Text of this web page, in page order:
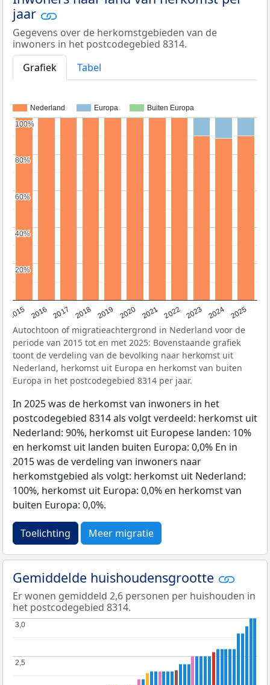
jaar
Gegevens over de herkomstgebieden van de
inwoners in het postcodegebied 8314.
Grafiek
Tabel
Nederland Europa Buiten Europa
2015 2016 2017 2018 2019 2020 2021 2022 2023 2024 2025
20%
20%
40%
40%
60%
60%
80%
80%
100%
100%
Autochtoon of migratieachtergrond in Nederland voor de
periode van 2015 tot en met 2025: Bovenstaande grafiek
toont de verdeling van de bevolking naar herkomst uit
Nederland, herkomst uit Europa en herkomst van buiten
Europa in het postcodegebied 8314 per jaar.
In 2025 was de herkomst van inwoners in het
postcodegebied 8314 als volgt verdeeld: herkomst uit
Nederland: 90%, herkomst uit Europese landen: 10%
en herkomst uit landen buiten Europa: 0,0% En in
2015 was de verdeling van inwoners naar
herkomstgebied als volgt: herkomst uit Nederland:
100%, herkomst uit Europa: 0,0% en herkomst van
buiten Europa: 0,0%.
Toelichting Meer migratie
Gemiddelde huishoudensgrootte
Er wonen gemiddeld 2,6 personen per huishouden in
het postcodegebied 8314.
2,5
2,5
3,0
3,0